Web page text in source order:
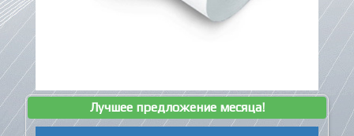
Лучшее предложение месяца!